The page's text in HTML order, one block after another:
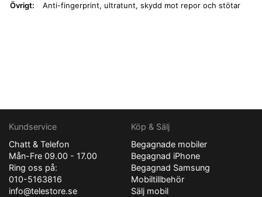
Övrigt:
Anti-fingerprint, ultratunt, skydd mot repor och stötar
Kundservice
Chatt & Telefon
Mån-Fre 09.00 - 17.00
Ring oss på:
010-5163816
info@telestore.se
Köp & Sälj
Begagnade mobiler
Begagnad iPhone
Begagnad Samsung
Mobiltillbehör
Sälj mobil